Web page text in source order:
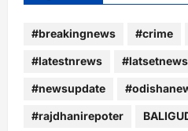
#breakingnews #crime
#latestnrews #latsetnews
#newsupdate
#rajdhanirepoter